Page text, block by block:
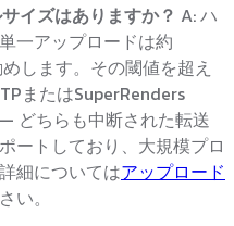
イズはありますか？ A: ハ
一アップロードは約
します。その閾値を超え
またはSuperRenders
どちらも中断された転送
ートしており、大規模プロ
細についてはアップロード
い。